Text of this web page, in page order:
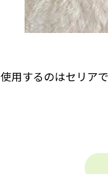
使用するのはセリア